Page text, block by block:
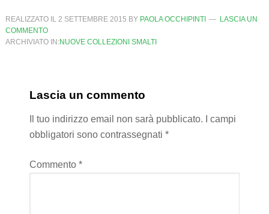
REALIZZATO IL 2 SETTEMBRE 2015 BY PAOLA OCCHIPINTI
LASCIA UN
COMMENTO
ARCHIVIATO IN:NUOVE COLLEZIONI SMALTI
Lascia un commento
Il tuo indirizzo email non sarà pubblicato.
I campi
obbligatori sono contrassegnati *
Commento *